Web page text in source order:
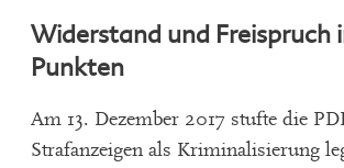
Widerstand und Freispruch
Punkten
Am 13. Dezember 2017 stufte die
Strafanzeigen als Kriminalisierung